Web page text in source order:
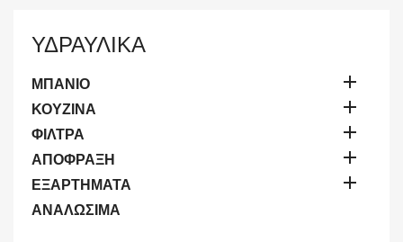
ΥΔΡΑΥΛΙΚΑ
ΜΠΑΝΙΟ 
ΚΟΥΖΙΝΑ 
ΦΙΛΤΡΑ 
ΑΠΟΦΡΑΞΗ 
ΕΞΑΡΤΗΜΑΤΑ 
ΑΝΑΛΩΣΙΜΑ